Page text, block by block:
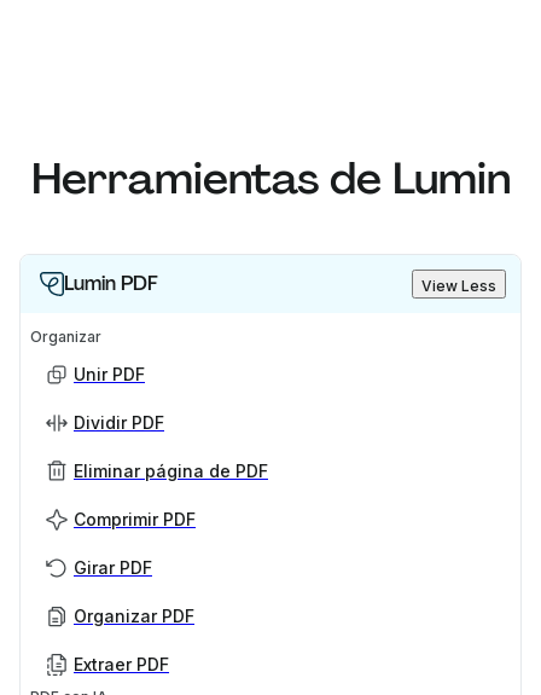
Herramientas de Lumin
Lumin PDF View Less
Organizar
Unir PDF
Dividir PDF
Eliminar página de PDF
Comprimir PDF
Girar PDF
Organizar PDF
Extraer PDF